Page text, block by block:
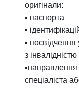
оригінали:
▪️ паспорта
▪️
▪️
з
▪️направлення
спеціаліста